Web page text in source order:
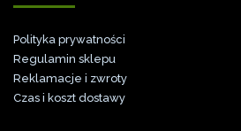
Polityka prywatności
Regulamin sklepu
Reklamacje i zwroty
Czas i koszt dostawy